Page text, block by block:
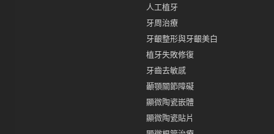
人工植牙
牙周治療
牙齦整形與牙齦美白
植牙失敗修復
牙齒去敏感
顳顎關節障礙
顯微陶瓷嵌體
顯微陶瓷貼片